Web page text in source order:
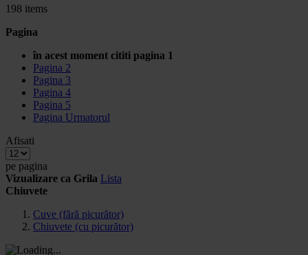
198 items
Pagina
în acest moment cititi pagina 1
Pagina 2
Pagina 3
Pagina 4
Pagina 5
Pagina Urmatorul
Afisati
pe pagina
Vizualizare ca Grila Lista
Chiuvete
Cuve (fără picurător)
Chiuvete (cu picurător)